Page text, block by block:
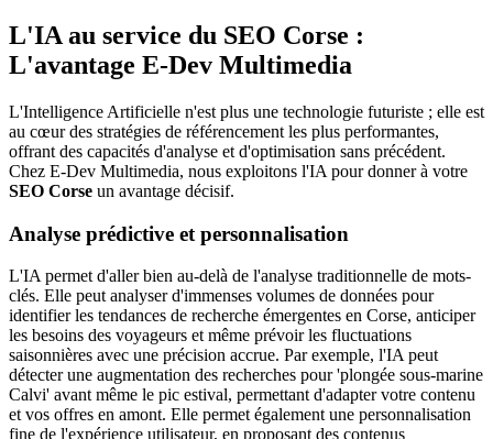
L'IA au service du SEO Corse :
L'avantage E-Dev Multimedia
L'Intelligence Artificielle n'est plus une technologie futuriste ; elle est
au cœur des stratégies de référencement les plus performantes,
offrant des capacités d'analyse et d'optimisation sans précédent.
Chez E-Dev Multimedia, nous exploitons l'IA pour donner à votre
SEO Corse un avantage décisif.
Analyse prédictive et personnalisation
L'IA permet d'aller bien au-delà de l'analyse traditionnelle de mots-
clés. Elle peut analyser d'immenses volumes de données pour
identifier les tendances de recherche émergentes en Corse, anticiper
les besoins des voyageurs et même prévoir les fluctuations
saisonnières avec une précision accrue. Par exemple, l'IA peut
détecter une augmentation des recherches pour 'plongée sous-marine
Calvi' avant même le pic estival, permettant d'adapter votre contenu
et vos offres en amont. Elle permet également une personnalisation
fine de l'expérience utilisateur, en proposant des contenus